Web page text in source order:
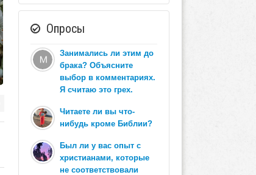
Опросы
Занимались ли этим до
брака? Объясните
выбор в комментариях.
Я считаю это грех.
Читаете ли вы что-
нибудь кроме Библии?
Был ли у вас опыт с
христианами, которые
не соответствовали